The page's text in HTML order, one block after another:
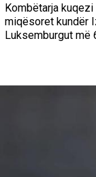
Kombëtarja
miqësoret kundër
Luksemburgut më